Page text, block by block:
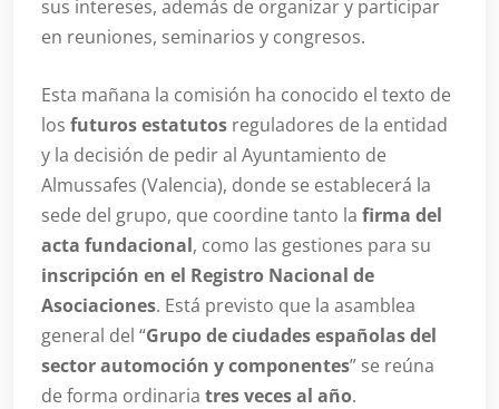
sus intereses, además de organizar y participar
en reuniones, seminarios y congresos.
Esta mañana la comisión ha conocido el texto de
los futuros estatutos reguladores de la entidad
y la decisión de pedir al Ayuntamiento de
Almussafes (Valencia), donde se establecerá la
sede del grupo, que coordine tanto la firma del
acta fundacional, como las gestiones para su
inscripción en el Registro Nacional de
Asociaciones. Está previsto que la asamblea
general del “Grupo de ciudades españolas del
sector automoción y componentes” se reúna
de forma ordinaria tres veces al año.